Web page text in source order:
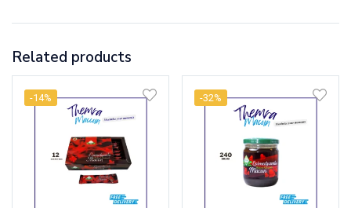
Related products
-14% -32%